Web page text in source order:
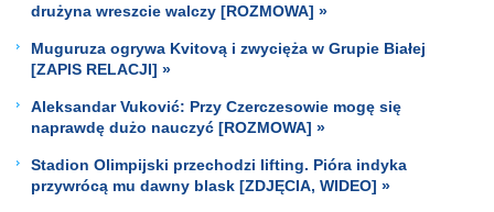
drużyna wreszcie walczy [ROZMOWA] »
Muguruza ogrywa Kvitovą i zwycięża w Grupie Białej
[ZAPIS RELACJI] »
Aleksandar Vuković: Przy Czerczesowie mogę się
naprawdę dużo nauczyć [ROZMOWA] »
Stadion Olimpijski przechodzi lifting. Pióra indyka
przywrócą mu dawny blask [ZDJĘCIA, WIDEO] »